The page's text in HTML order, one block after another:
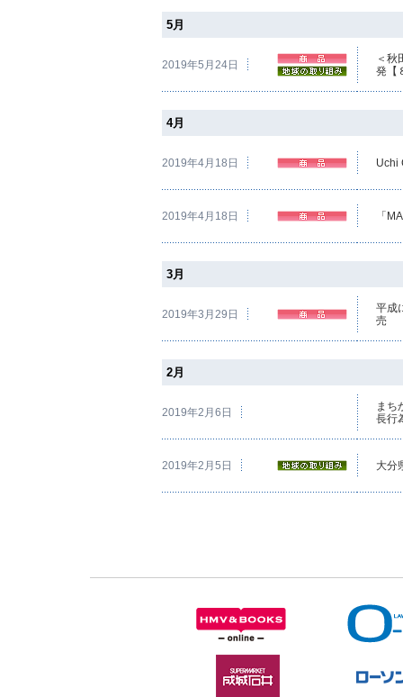
5月
2019年5月24日
＜秋
発【
4月
2019年4月18日 Uchi
2019年4月18日 「
3月
2019年3月29日
平成
売
2月
2019年2月6日
まち
長行
2019年2月5日 大分